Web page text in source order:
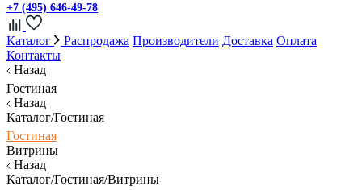
+7 (495) 646-49-78
Каталог Распродажа Производители Доставка Оплата
Контакты
Назад
Гостиная
Назад
Каталог/Гостиная
Гостиная
Витрины
Назад
Каталог/Гостиная/Витрины